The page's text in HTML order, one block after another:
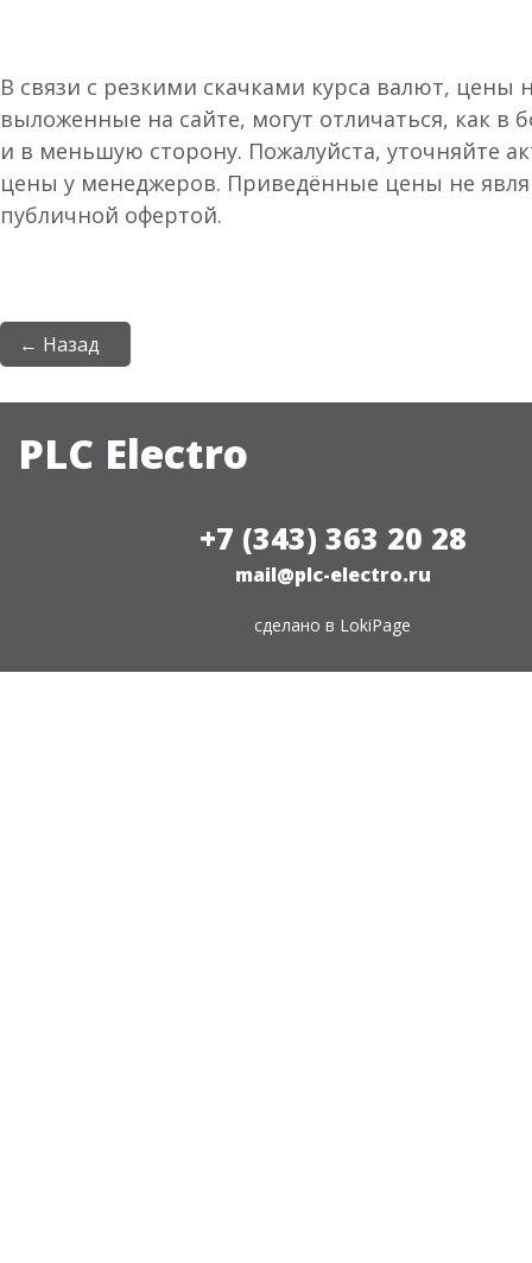
В связи с резкими скачками курса валют, цены
выложенные на сайте, могут отличаться, как в
и в меньшую сторону. Пожалуйста, уточняйте
цены у менеджеров. Приведённые цены не
публичной офертой.
← Назад
PLC Electro
+7 (343) 363 20 28
mail@plc-electro.ru
сделано в LokiPage